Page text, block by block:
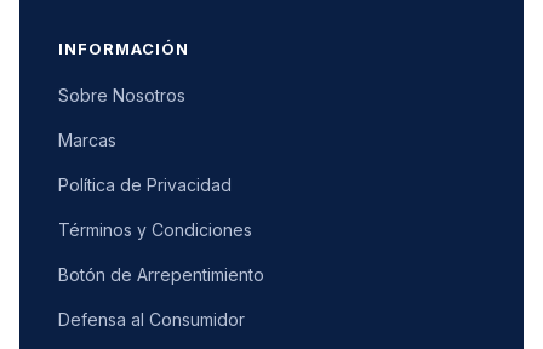
INFORMACIÓN
Sobre Nosotros
Marcas
Política de Privacidad
Términos y Condiciones
Botón de Arrepentimiento
Defensa al Consumidor